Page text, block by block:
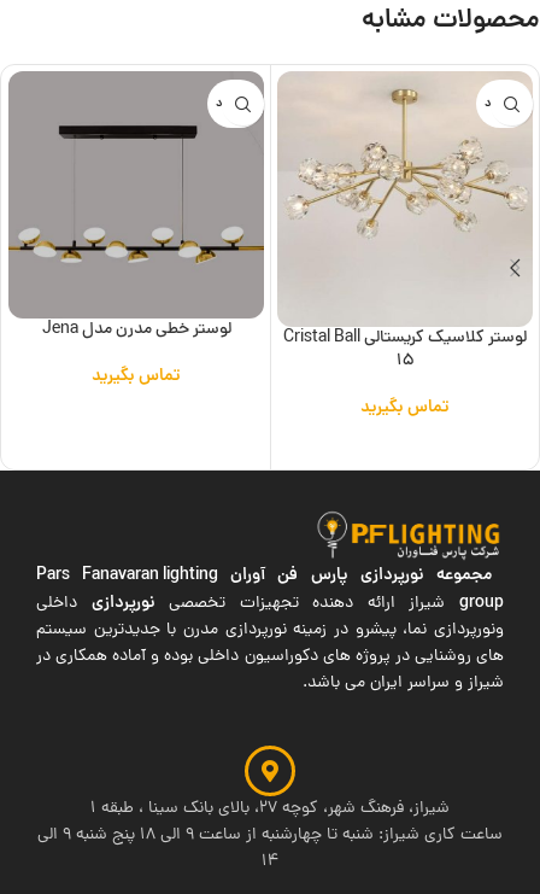
محصولات مشابه
ناموجود
لوستر کلاسیک کریستالی Cristal Ball
15
تماس بگیرید
ناموجود
لوستر خطی مدرن مدل Jena
تماس بگیرید
مجموعه نورپردازی پارس فن آوران Pars Fanavaran lighting
groupشیراز ارائه دهنده تجهیزات تخصصی نورپردازی داخلی
ونورپردازی نما، پیشرو در زمینه نورپردازی مدرن با جدیدترین سیستم
های روشنایی در پروژه های دکوراسیون داخلی بوده و آماده همکاری در
شیراز و سراسر ایران می باشد.
شیراز، فرهنگ شهر، کوچه 27، بالای بانک سینا ، طبقه 1
ساعت کاری شیراز: شنبه تا چهارشنبه از ساعت 9 الی 18 پنج شنبه 9 الی
14